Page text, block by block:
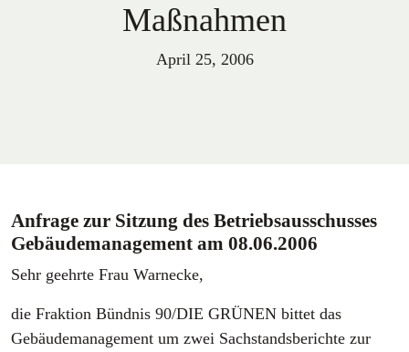
Maßnahmen
April 25, 2006
Anfrage zur Sitzung des Betriebsausschusses
Gebäudemanagement am 08.06.2006
Sehr geehrte Frau Warnecke,
die Fraktion Bündnis 90/DIE GRÜNEN bittet das
Gebäudemanagement um zwei Sachstandsberichte zur